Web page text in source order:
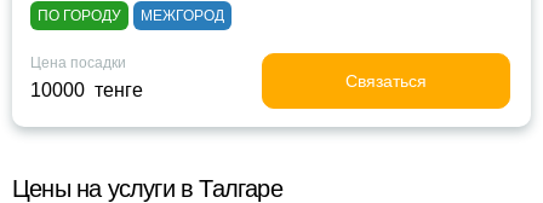
ПО ГОРОДУ МЕЖГОРОД
Цена посадки
10000 тенге Связаться
Цены на услуги в Талгаре